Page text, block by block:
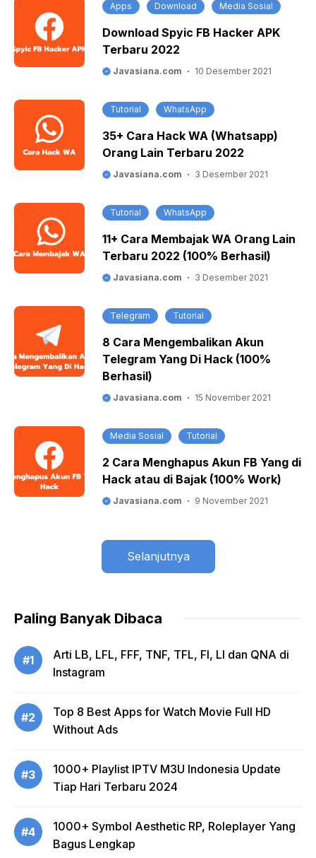
Apps Download Media Sosial
Download Spyic FB Hacker APK
Terbaru 2022
Javasiana.com 10 Desember 2021
Tutorial WhatsApp
35+ Cara Hack WA (Whatsapp)
Orang Lain Terbaru 2022
Javasiana.com 3 Desember 2021
Tutorial WhatsApp
11+ Cara Membajak WA Orang Lain
Terbaru 2022 (100% Berhasil)
Javasiana.com 3 Desember 2021
Telegram Tutorial
8 Cara Mengembalikan Akun
Telegram Yang Di Hack (100%
Berhasil)
Javasiana.com 15 November 2021
Media Sosial Tutorial
2 Cara Menghapus Akun FB Yang di
Hack atau di Bajak (100% Work)
Javasiana.com 9 November 2021
Selanjutnya
Paling Banyak Dibaca
#1
Arti LB, LFL, FFF, TNF, TFL, FI, LI dan QNA di
Instagram
#2
Top 8 Best Apps for Watch Movie Full HD
Without Ads
#3
1000+ Playlist IPTV M3U Indonesia Update
Tiap Hari Terbaru 2024
#4
1000+ Symbol Aesthetic RP, Roleplayer Yang
Bagus Lengkap